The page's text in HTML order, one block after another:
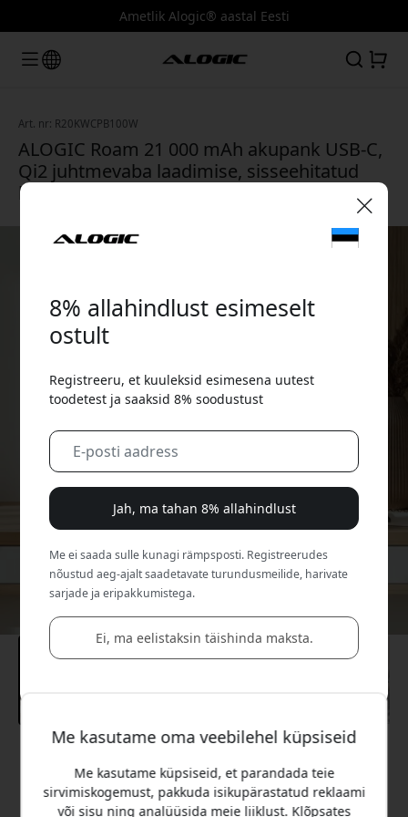
Ametlik Alogic® aastal Eesti
Art. nr: R20KWCPB100W
ALOGIC Roam 21 000 mAh akupank USB-C,
Qi2 juhtmevaba laadimise, sisseehitatud
kaabli ja Apple Watchi laadijaga - Must
179.99 EUR
Me kasutame oma veebilehel küpsiseid
Me kasutame küpsiseid, et parandada teie
sirvimiskogemust, pakkuda isikupärastatud reklaami
või sisu ning analüüsida meie liiklust. Klõpsates
8% allahindlust esimeselt
ostult
Registreeru, et kuuleksid esimesena uutest
toodetest ja saaksid 8% soodustust
Jah, ma tahan 8% allahindlust
Me ei saada sulle kunagi rämpsposti. Registreerudes
nõustud aeg-ajalt saadetavate turundusmeilide, harivate
sarjade ja eripakkumistega.
Ei, ma eelistaksin täishinda maksta.
🎉 Sinu sooduskood:
Kasuta seda koodi kassas, et saada 8%
allahindlust.